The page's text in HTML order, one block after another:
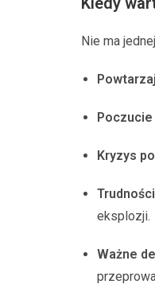
Nie ma
Kryzys
eksplozji.
Ważne